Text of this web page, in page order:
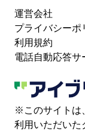
運営会社
プライバシーポ
利用規約
電話自動応答サ
※このサイトは
利用いただいた